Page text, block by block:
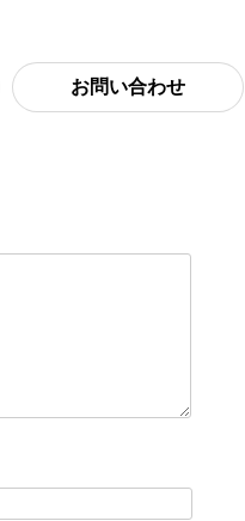
お問い合わせ